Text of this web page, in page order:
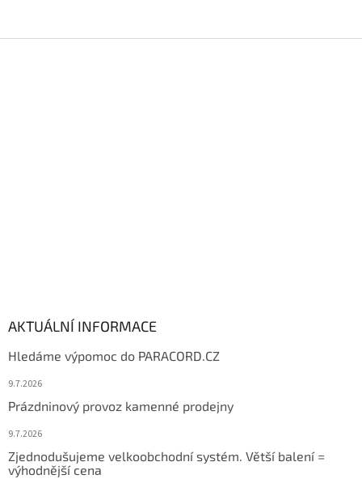
AKTUÁLNÍ INFORMACE
Hledáme výpomoc do PARACORD.CZ
9.7.2026
Prázdninový provoz kamenné prodejny
9.7.2026
Zjednodušujeme velkoobchodní systém. Větší balení =
výhodnější cena